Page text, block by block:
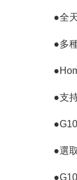
●全
●多
●支
●選